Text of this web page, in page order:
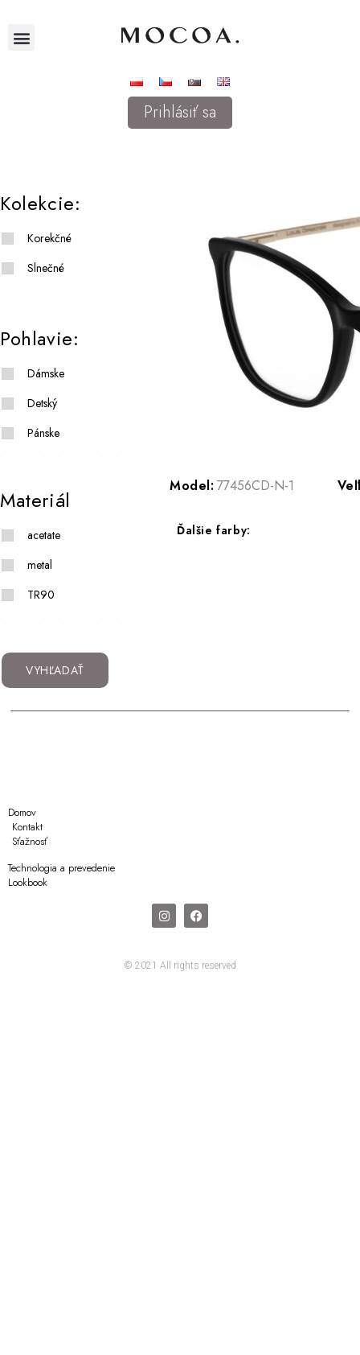
Prihlásiť sa
Kolekcie:
Korekčné
Slnečné
Pohlavie:
Dámske
Detský
Pánske
Materiál
acetate
metal
TR90
VYHĽADAŤ
Model: 77456CD-N-1
Ďalšie farby:
Domov
Kontakt
Sťažnosť
Technologia a prevedenie
Lookbook
© 2021 All rights reserved